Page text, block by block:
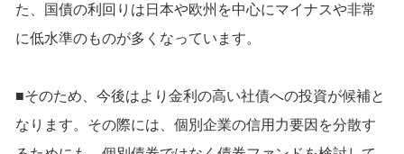
た、国債の利回りは日本や欧州を中心にマイナスや非常
に低水準のものが多くなっています。
■そのため、今後はより金利の高い社債への投資が候補と
なります。その際には、個別企業の信用力要因を分散す